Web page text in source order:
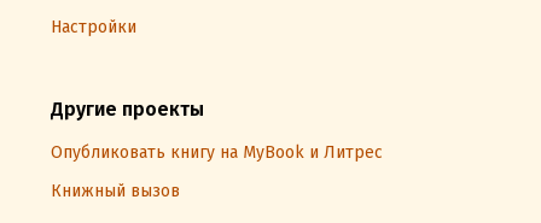
Настройки
Другие проекты
Опубликовать книгу на MyBook и Литрес
Книжный вызов